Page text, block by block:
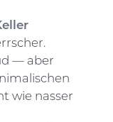
— aber
wie nasser